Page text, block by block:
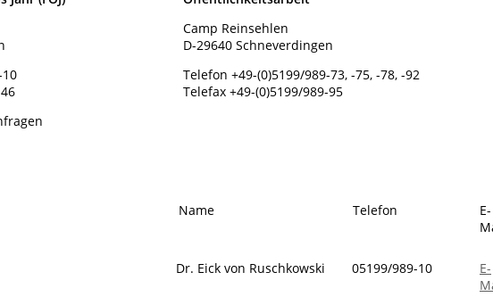
Camp Reinsehlen
D-29640 Schneverdingen
Telefon +49-(0)5199/989-73, -75, -78, -92
Telefax +49-(0)5199/989-95
Name Telefon
E-
Dr. Eick von Ruschkowski 05199/989-10
E-